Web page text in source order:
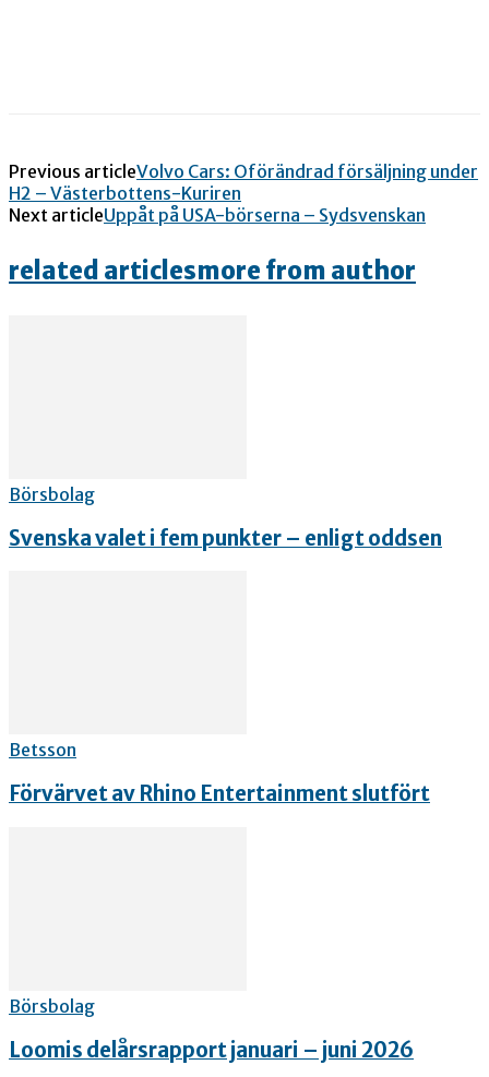
Previous articleVolvo Cars: Oförändrad försäljning under
H2 – Västerbottens-Kuriren
Next articleUppåt på USA-börserna – Sydsvenskan
related articlesmore from author
Börsbolag
Svenska valet i fem punkter – enligt oddsen
Betsson
Förvärvet av Rhino Entertainment slutfört
Börsbolag
Loomis delårsrapport januari – juni 2026